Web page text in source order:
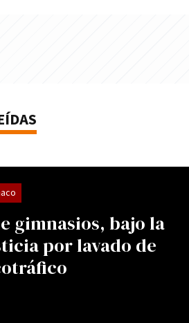
gimnasios, bajo la
por lavado de